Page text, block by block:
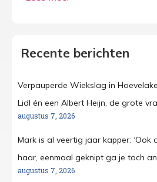
Recente berichten
Verpauperde Wiekslag in
Lidl én een Albert Heijn, de grote
augustus 7, 2026
Mark is al veertig jaar kapper: ‘Ook
haar, eenmaal geknipt ga je toch
augustus 7, 2026